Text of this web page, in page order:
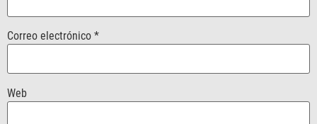
Correo electrónico *
Web